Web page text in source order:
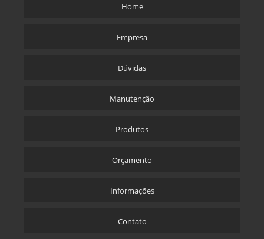
Home
Empresa
Dúvidas
Manutenção
Produtos
Orçamento
Informações
Contato